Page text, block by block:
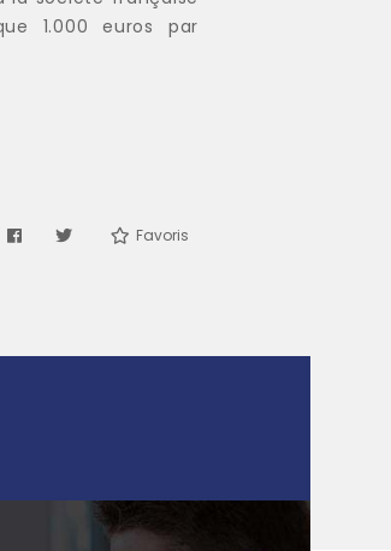
1.000 euros par
Favoris